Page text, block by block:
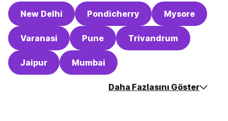
New Delhi Pondicherry Mysore
Varanasi Pune Trivandrum
Jaipur Mumbai
Daha Fazlasını Göster